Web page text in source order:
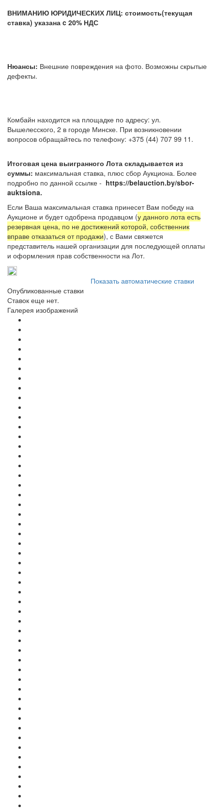
ВНИМАНИЮ ЮРИДИЧЕСКИХ ЛИЦ: стоимость(текущая
ставка) указана c 20% НДС
Нюансы: Внешние повреждения на фото. Возможны скрытые
дефекты.
Комбайн находится на площадке по адресу: ул.
Вышелесского, 2 в городе Минске. При возникновении
вопросов обращайтесь по телефону: +375 (44) 707 99 11.
Итоговая цена выигранного Лота складывается из
суммы: максимальная ставка, плюс сбор Аукциона. Более
подробно по данной ссылке - https://belauction.by/sbor-
auktsiona.
Если Ваша максимальная ставка принесет Вам победу на
Аукционе и будет одобрена продавцом (у данного лота есть
резервная цена, по не достижений которой, собственник
вправе отказаться от продажи), с Вами свяжется
представитель нашей организации для последующей оплаты
и оформления прав собственности на Лот.
Показать автоматические ставки
Опубликованные ставки
Ставок еще нет.
Галерея изображений